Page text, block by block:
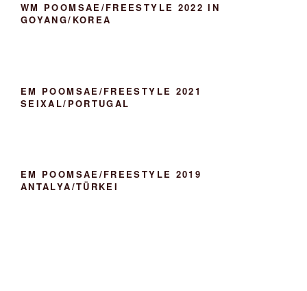
WM POOMSAE/FREESTYLE 2022 IN
GOYANG/KOREA
EM POOMSAE/FREESTYLE 2021
SEIXAL/PORTUGAL
EM POOMSAE/FREESTYLE 2019
ANTALYA/TÜRKEI